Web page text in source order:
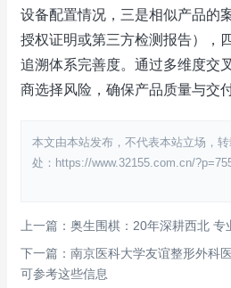
设备配置情况，三是相似产品的
授权证明或第三方检测报告），
追溯体系完善度。通过多维度交
商选择风险，确保产品质量与交
本文由本站发布，不代表本站立场，
处：https://www.32155.com.cn/
上一篇：奥生围棋：20年深耕西北
下一篇：南京医科大学友谊整形外科
可参考这些信息